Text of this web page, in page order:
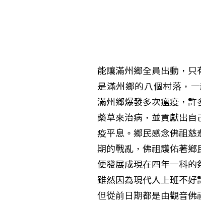
能讓滿州鄉全員出動，只
是滿州鄉的八個村落，
滿州鄉爆發多次瘟疫，
藥草來治病，並貢獻出
疫平息。鄉民感念佛祖慈
期的戰亂，佛祖護佑著鄉
便發展成現在四年一科的
雖然因為現代人上班不好
但從前日期都是由觀音佛